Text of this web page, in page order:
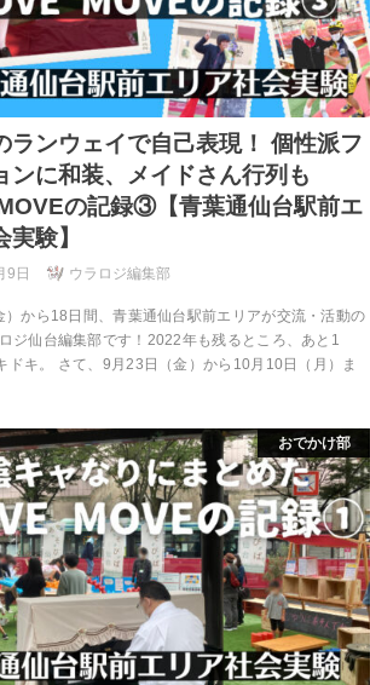
ランウェイで自己表現！ 個性派フ
ンに和装、メイドさん行列も
の記録③【青葉通仙台駅前エ
実験】
9日 ウラロジ編集部
）から18日間、青葉通仙台駅前エリアが交流・活動の
ジ仙台編集部です！2022年も残るところ、あと1
キ。 さて、9月23日（金）から10月10日（月）ま
おでかけ部